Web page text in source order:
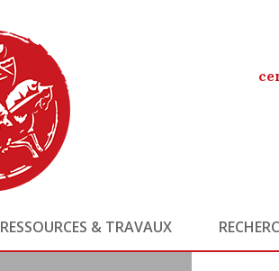
RESSOURCES & TRAVAUX